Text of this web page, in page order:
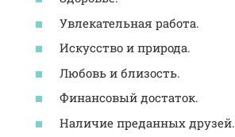
Увлекательная работа.
Искусство и природа.
Любовь и близость.
Финансовый достаток.
Наличие преданных друзей.